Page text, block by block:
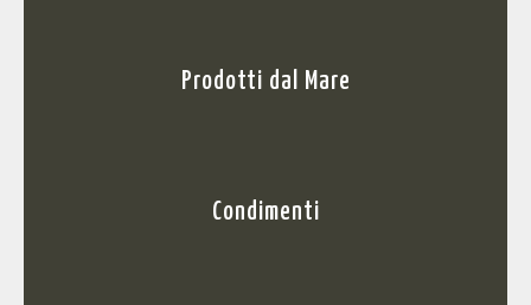
Prodotti dal Mare
Condimenti